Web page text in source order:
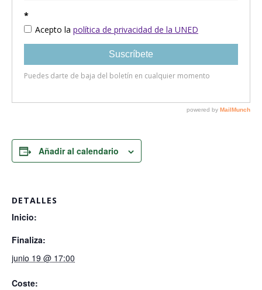
Añadir al calendario
DETALLES
Inicio:
Finaliza:
junio 19 @ 17:00
Coste: